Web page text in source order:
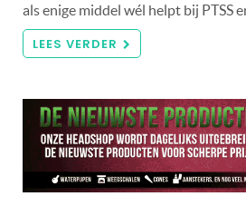
als enige middel wél helpt bij PTSS
LEES VERDER